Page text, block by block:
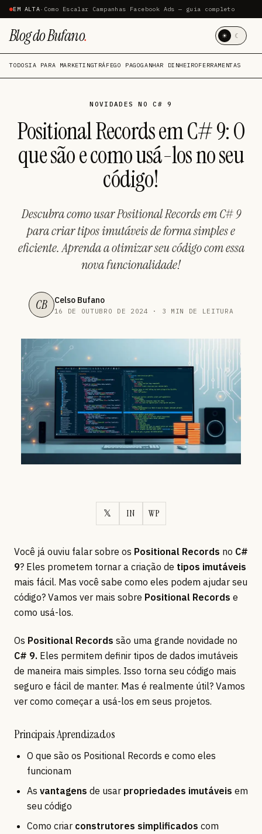
EM ALTA· Como Escalar Campanhas Facebook Ads — guia completo
Blog do Bufano. ☀ ☾
TODOSIA PARA MARKETINGTRÁFEGO PAGOGANHAR DINHEIROFERRAMENTAS
NOVIDADES NO C# 9
Positional Records em C# 9: O
que são e como usá-los no seu
código!
Descubra como usar Positional Records em C# 9
para criar tipos imutáveis de forma simples e
eficiente. Aprenda a otimizar seu código com essa
nova funcionalidade!
CB Celso Bufano
16 DE OUTUBRO DE 2024 · 3 MIN DE LEITURA
𝕏 IN WP
Você já ouviu falar sobre os Positional Records no C#
9? Eles prometem tornar a criação de tipos imutáveis
mais fácil. Mas você sabe como eles podem ajudar seu
código? Vamos ver mais sobre Positional Records e
como usá-los.
Os Positional Records são uma grande novidade no
C# 9. Eles permitem definir tipos de dados imutáveis
de maneira mais simples. Isso torna seu código mais
seguro e fácil de manter. Mas é realmente útil? Vamos
ver como começar a usá-los em seus projetos.
Principais Aprendizados
O que são os Positional Records e como eles
funcionam
As vantagens de usar propriedades imutáveis em
seu código
Como criar construtores simplificados com